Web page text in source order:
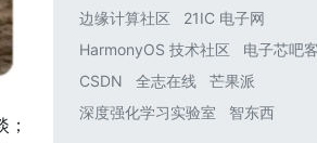
边缘计算社区
21IC 电子网
HarmonyOS 技术社区
电子芯吧客
CSDN
全志在线
芒果派
深度强化学习实验室
智东西